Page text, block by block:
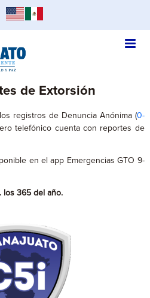
de Extorsión
registros de Denuncia Anónima (0-
telefónico cuenta con reportes de
en el app Emergencias GTO 9-
los 365 del año.